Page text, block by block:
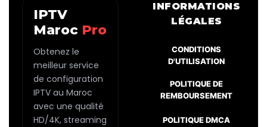
à
MAD 999,00
options
peuvent
choisies
IPTV
Maroc Pro
Obtenez le
meilleur service
de configuration
IPTV au Maroc
avec une qualité
HD/4K, streaming
INFORMATIONS
LÉGALES
CONDITIONS
D'UTILISATION
POLITIQUE DE
REMBOURSEMENT
POLITIQUE DMCA